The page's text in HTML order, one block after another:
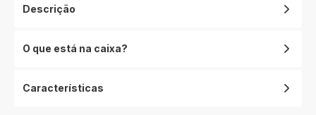
Descrição
O que está na caixa?
Características